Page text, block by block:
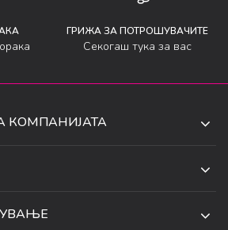
ГРИЖА ЗА ПОТРОШУВАЧИТЕ
Секогаш тука за вас
КОМПАНИЈАТА